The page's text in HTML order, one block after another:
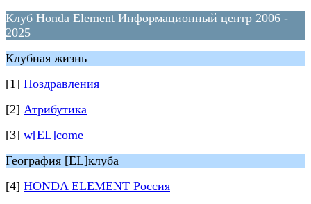
Клуб Honda Element Информационный центр 2006 -
2025
Клубная жизнь
[1] Поздравления
[2] Атрибутика
[3] w[EL]come
География [EL]клуба
[4] HONDA ELEMENT Россия